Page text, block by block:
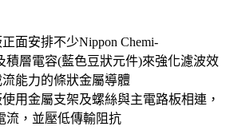
面安排不少Nippon Chemi-
積層電容(藍色豆狀元件)來強化濾波效
能力的條狀金屬導體
用金屬支架及螺絲與主電路板相連，
流，並壓低傳輸阻抗